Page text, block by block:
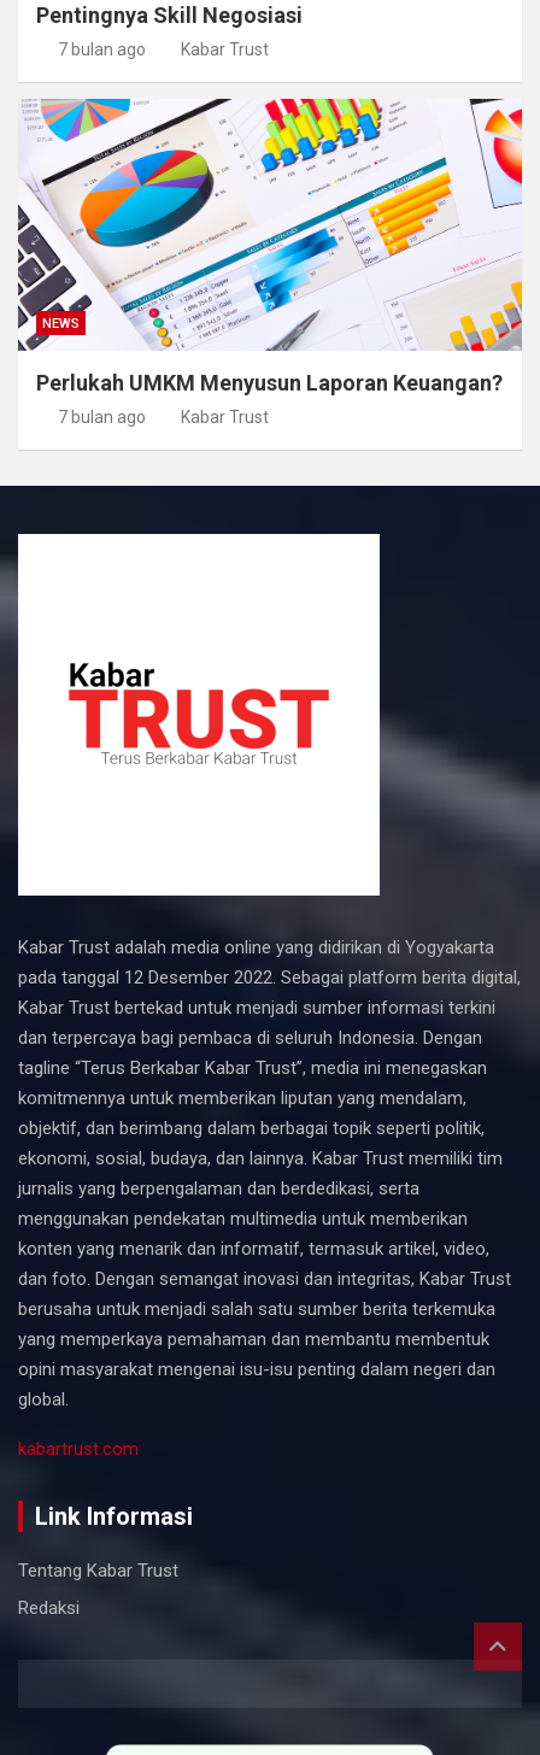
Pentingnya Skill Negosiasi
7 bulan ago Kabar Trust
NEWS
Perlukah UMKM Menyusun Laporan Keuangan?
7 bulan ago Kabar Trust
Kabar Trust adalah media online yang didirikan di Yogyakarta
pada tanggal 12 Desember 2022. Sebagai platform berita digital,
Kabar Trust bertekad untuk menjadi sumber informasi terkini
dan terpercaya bagi pembaca di seluruh Indonesia. Dengan
tagline “Terus Berkabar Kabar Trust”, media ini menegaskan
komitmennya untuk memberikan liputan yang mendalam,
objektif, dan berimbang dalam berbagai topik seperti politik,
ekonomi, sosial, budaya, dan lainnya. Kabar Trust memiliki tim
jurnalis yang berpengalaman dan berdedikasi, serta
menggunakan pendekatan multimedia untuk memberikan
konten yang menarik dan informatif, termasuk artikel, video,
dan foto. Dengan semangat inovasi dan integritas, Kabar Trust
berusaha untuk menjadi salah satu sumber berita terkemuka
yang memperkaya pemahaman dan membantu membentuk
opini masyarakat mengenai isu-isu penting dalam negeri dan
global.
kabartrust.com
Link Informasi
Tentang Kabar Trust
Redaksi